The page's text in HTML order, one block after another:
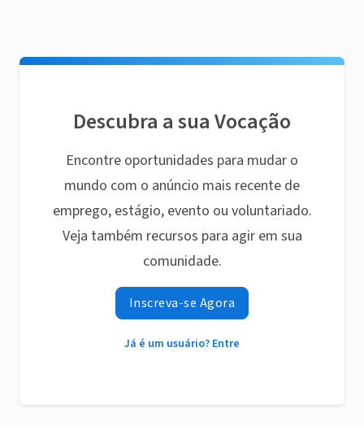
Descubra a sua Vocação
Encontre oportunidades para mudar o
mundo com o anúncio mais recente de
emprego, estágio, evento ou voluntariado.
Veja também recursos para agir em sua
comunidade.
Inscreva-se Agora
Já é um usuário? Entre